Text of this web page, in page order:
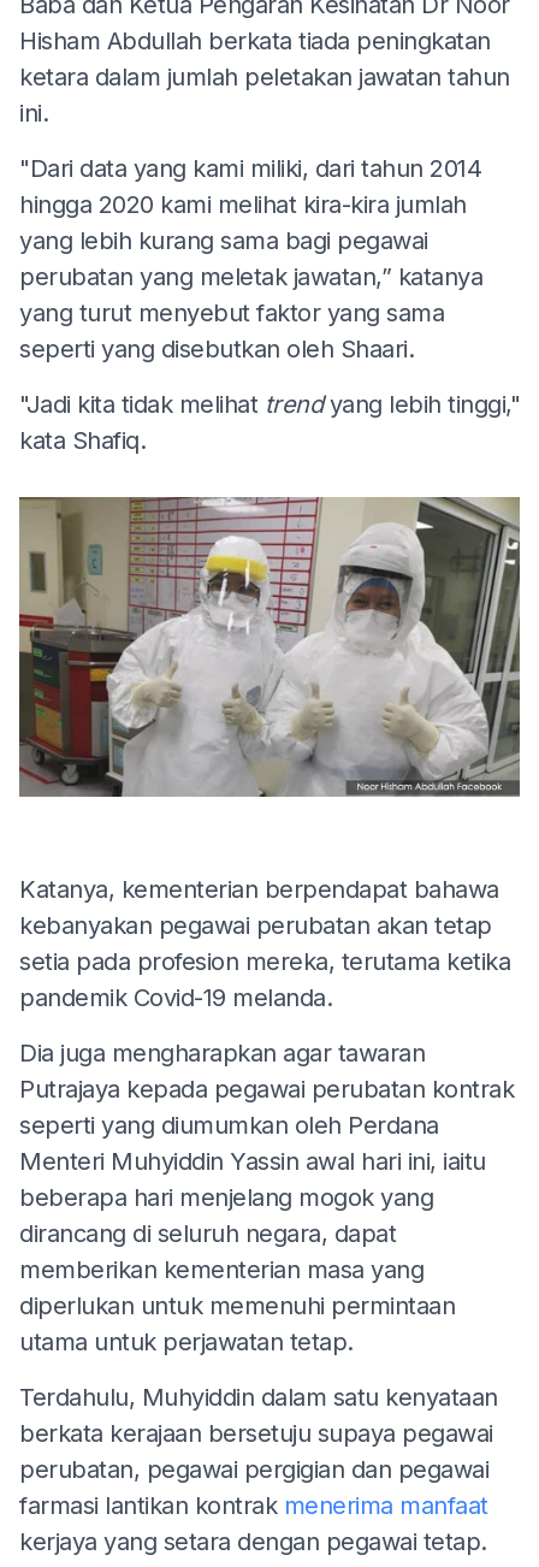
Hisham Abdullah berkata tiada peningkatan
ketara dalam jumlah peletakan jawatan tahun
ini.
"Dari data yang kami miliki, dari tahun 2014
hingga 2020 kami melihat kira-kira jumlah
yang lebih kurang sama bagi pegawai
perubatan yang meletak jawatan,” katanya
yang turut menyebut faktor yang sama
seperti yang disebutkan oleh Shaari.
"Jadi kita tidak melihat trendyang lebih tinggi,"
kata Shafiq.
Katanya, kementerian berpendapat bahawa
kebanyakan pegawai perubatan akan tetap
setia pada profesion mereka, terutama ketika
pandemik Covid-19 melanda.
Dia juga mengharapkan agar tawaran
Putrajaya kepada pegawai perubatan kontrak
seperti yang diumumkan oleh Perdana
Menteri Muhyiddin Yassin awal hari ini, iaitu
beberapa hari menjelang mogok yang
dirancang di seluruh negara, dapat
memberikan kementerian masa yang
diperlukan untuk memenuhi permintaan
utama untuk perjawatan tetap.
Terdahulu, Muhyiddin dalam satu kenyataan
berkata kerajaan bersetuju supaya pegawai
perubatan, pegawai pergigian dan pegawai
farmasi lantikan kontrak menerima manfaat
kerjaya yang setara dengan pegawai tetap.